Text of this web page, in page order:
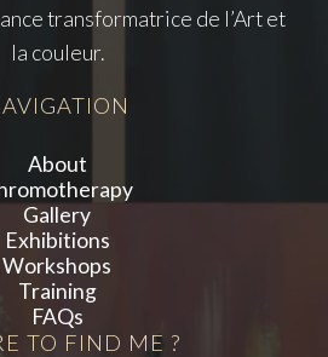
transformatrice de l’Art et
la couleur.
About
Gallery
Exhibitions
Workshops
Training
FAQs
TO FIND ME ?